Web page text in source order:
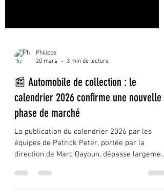
Philippe
20 mars
3 min de lecture
📰 Automobile de collection : le
calendrier 2026 confirme une nouvelle